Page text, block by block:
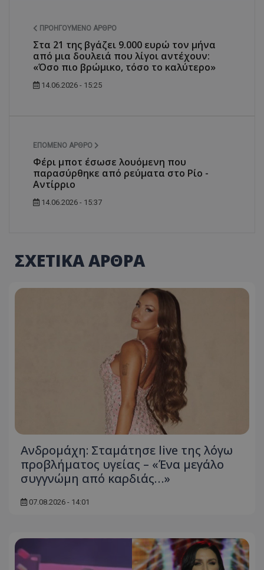
ΠΡΟΗΓΟΎΜΕΝΟ ΆΡΘΡΟ
Στα 21 της βγάζει 9.000 ευρώ τον μήνα
από μια δουλειά που λίγοι αντέχουν:
«Όσο πιο βρώμικο, τόσο το καλύτερο»
14.06.2026 - 15:25
ΕΠΌΜΕΝΟ ΆΡΘΡΟ
Φέρι μποτ έσωσε λουόμενη που
παρασύρθηκε από ρεύματα στο Ρίο -
Αντίρριο
14.06.2026 - 15:37
ΣΧΕΤΙΚΑ ΑΡΘΡΑ
Ανδρομάχη: Σταμάτησε live της λόγω
προβλήματος υγείας – «Ένα μεγάλο
συγγνώμη από καρδιάς…»
07.08.2026 - 14:01